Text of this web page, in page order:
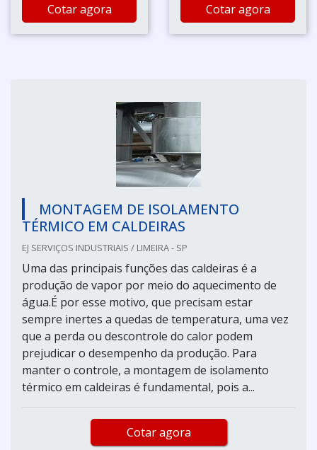
Cotar agora Cotar agora
MONTAGEM DE ISOLAMENTO
TÉRMICO EM CALDEIRAS
EJ SERVIÇOS INDUSTRIAIS / LIMEIRA - SP
Uma das principais funções das caldeiras é a
produção de vapor por meio do aquecimento de
água.É por esse motivo, que precisam estar
sempre inertes a quedas de temperatura, uma vez
que a perda ou descontrole do calor podem
prejudicar o desempenho da produção. Para
manter o controle, a montagem de isolamento
térmico em caldeiras é fundamental, pois a...
Cotar agora